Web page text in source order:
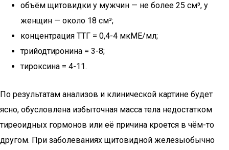
объём щитовидки у мужчин — не более 25 см³, у
женщин — около 18 см³;
концентрация ТТГ = 0,4-4 мкМЕ/мл;
трийодтиронина = 3-8;
тироксина = 4-11.
По результатам анализов и клинической картине будет
ясно, обусловлена избыточная масса тела недостатком
тиреоидных гормонов или её причина кроется в чём-то
другом. При заболеваниях щитовидной железыобычно